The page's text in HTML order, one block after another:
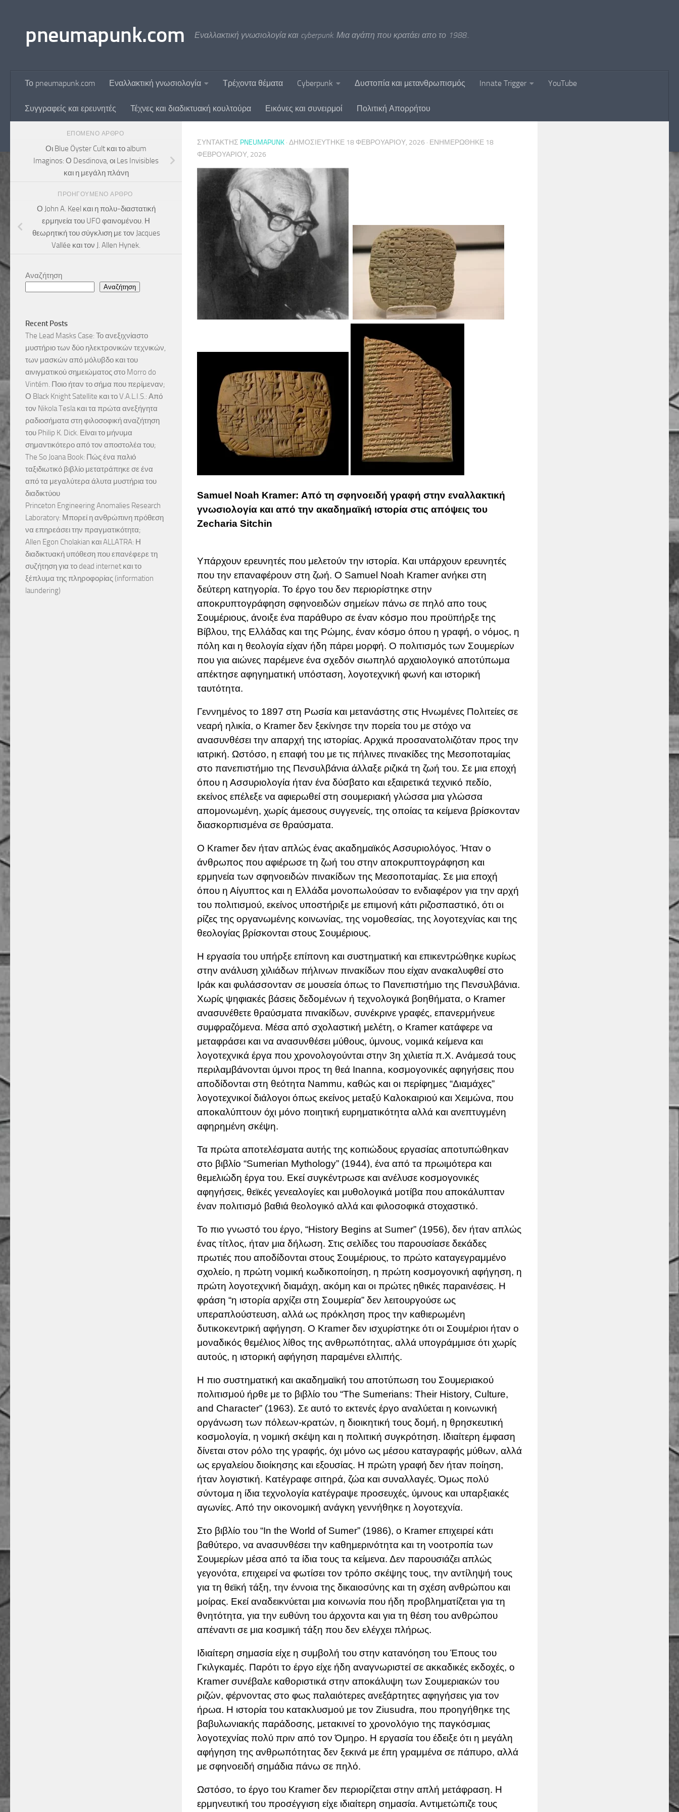
pneumapunk.com Εναλλακτική γνωσιολογία και cyberpunk. Μια αγάπη που κρατάει απο το 1988..
Το pneumapunk.com Εναλλακτική γνωσιολογία Τρέχοντα θέματα Cyberpunk Δυστοπία και μετανθρωπισμός Innate Trigger YouTube
Συγγραφείς και ερευνητές Τέχνες και διαδικτυακή κουλτούρα Εικόνες και συνειρμοί Πολιτική Απορρήτου
ΣΥΝΤΆΚΤΗΣ PNEUMAPUNK · ΔΗΜΟΣΙΕΎΤΗΚΕ 18 ΦΕΒΡΟΥΑΡΊΟΥ, 2026 · ΕΝΗΜΕΡΏΘΗΚΕ 18
ΦΕΒΡΟΥΑΡΊΟΥ, 2026
Samuel Noah Kramer: Από τη σφηνοειδή γραφή στην εναλλακτική
γνωσιολογία και από την ακαδημαϊκή ιστορία στις απόψεις του
Zecharia Sitchin
Υπάρχουν ερευνητές που μελετούν την ιστορία. Και υπάρχουν ερευνητές
που την επαναφέρουν στη ζωή. Ο Samuel Noah Kramer ανήκει στη
δεύτερη κατηγορία. Το έργο του δεν περιορίστηκε στην
αποκρυπτογράφηση σφηνοειδών σημείων πάνω σε πηλό απο τους
Σουμέριους, άνοιξε ένα παράθυρο σε έναν κόσμο που προϋπήρξε της
Βίβλου, της Ελλάδας και της Ρώμης, έναν κόσμο όπου η γραφή, ο νόμος, η
πόλη και η θεολογία είχαν ήδη πάρει μορφή. Ο πολιτισμός των Σουμερίων
που για αιώνες παρέμενε ένα σχεδόν σιωπηλό αρχαιολογικό αποτύπωμα
απέκτησε αφηγηματική υπόσταση, λογοτεχνική φωνή και ιστορική
ταυτότητα.
Γεννημένος το 1897 στη Ρωσία και μετανάστης στις Ηνωμένες Πολιτείες σε
νεαρή ηλικία, ο Kramer δεν ξεκίνησε την πορεία του με στόχο να
ανασυνθέσει την απαρχή της ιστορίας. Αρχικά προσανατολιζόταν προς την
ιατρική. Ωστόσο, η επαφή του με τις πήλινες πινακίδες της Μεσοποταμίας
στο πανεπιστήμιο της Πενσυλβάνια άλλαξε ριζικά τη ζωή του. Σε μια εποχή
όπου η Ασσυριολογία ήταν ένα δύσβατο και εξαιρετικά τεχνικό πεδίο,
εκείνος επέλεξε να αφιερωθεί στη σουμεριακή γλώσσα μια γλώσσα
απομονωμένη, χωρίς άμεσους συγγενείς, της οποίας τα κείμενα βρίσκονταν
διασκορπισμένα σε θραύσματα.
Ο Kramer δεν ήταν απλώς ένας ακαδημαϊκός Ασσυριολόγος. Ήταν ο
άνθρωπος που αφιέρωσε τη ζωή του στην αποκρυπτογράφηση και
ερμηνεία των σφηνοειδών πινακίδων της Μεσοποταμίας. Σε μια εποχή
όπου η Αίγυπτος και η Ελλάδα μονοπωλούσαν το ενδιαφέρον για την αρχή
του πολιτισμού, εκείνος υποστήριξε με επιμονή κάτι ριζοσπαστικό, ότι οι
ρίζες της οργανωμένης κοινωνίας, της νομοθεσίας, της λογοτεχνίας και της
θεολογίας βρίσκονται στους Σουμέριους.
Η εργασία του υπήρξε επίπονη και συστηματική και επικεντρώθηκε κυρίως
στην ανάλυση χιλιάδων πήλινων πινακίδων που είχαν ανακαλυφθεί στο
Ιράκ και φυλάσσονταν σε μουσεία όπως το Πανεπιστήμιο της Πενσυλβάνια.
Χωρίς ψηφιακές βάσεις δεδομένων ή τεχνολογικά βοηθήματα, ο Kramer
ανασυνέθετε θραύσματα πινακίδων, συνέκρινε γραφές, επανερμήνευε
συμφραζόμενα. Μέσα από σχολαστική μελέτη, ο Kramer κατάφερε να
μεταφράσει και να ανασυνθέσει μύθους, ύμνους, νομικά κείμενα και
λογοτεχνικά έργα που χρονολογούνται στην 3η χιλιετία π.Χ. Ανάμεσά τους
περιλαμβάνονται ύμνοι προς τη θεά Inanna, κοσμογονικές αφηγήσεις που
αποδίδονται στη θεότητα Nammu, καθώς και οι περίφημες “Διαμάχες”
λογοτεχνικοί διάλογοι όπως εκείνος μεταξύ Καλοκαιριού και Χειμώνα, που
αποκαλύπτουν όχι μόνο ποιητική ευρηματικότητα αλλά και ανεπτυγμένη
αφηρημένη σκέψη.
Τα πρώτα αποτελέσματα αυτής της κοπιώδους εργασίας αποτυπώθηκαν
στο βιβλίο “Sumerian Mythology” (1944), ένα από τα πρωιμότερα και
θεμελιώδη έργα του. Εκεί συγκέντρωσε και ανέλυσε κοσμογονικές
αφηγήσεις, θεϊκές γενεαλογίες και μυθολογικά μοτίβα που αποκάλυπταν
έναν πολιτισμό βαθιά θεολογικό αλλά και φιλοσοφικά στοχαστικό.
Το πιο γνωστό του έργο, “History Begins at Sumer” (1956), δεν ήταν απλώς
ένας τίτλος, ήταν μια δήλωση. Στις σελίδες του παρουσίασε δεκάδες
πρωτιές που αποδίδονται στους Σουμέριους, το πρώτο καταγεγραμμένο
σχολείο, η πρώτη νομική κωδικοποίηση, η πρώτη κοσμογονική αφήγηση, η
πρώτη λογοτεχνική διαμάχη, ακόμη και οι πρώτες ηθικές παραινέσεις. Η
φράση “η ιστορία αρχίζει στη Σουμερία” δεν λειτουργούσε ως
υπεραπλούστευση, αλλά ως πρόκληση προς την καθιερωμένη
δυτικοκεντρική αφήγηση. Ο Kramer δεν ισχυρίστηκε ότι οι Σουμέριοι ήταν ο
μοναδικός θεμέλιος λίθος της ανθρωπότητας, αλλά υπογράμμισε ότι χωρίς
αυτούς, η ιστορική αφήγηση παραμένει ελλιπής.
Η πιο συστηματική και ακαδημαϊκή του αποτύπωση του Σουμεριακού
πολιτισμού ήρθε με το βιβλίο του “The Sumerians: Their History, Culture,
and Character” (1963). Σε αυτό το εκτενές έργο αναλύεται η κοινωνική
οργάνωση των πόλεων-κρατών, η διοικητική τους δομή, η θρησκευτική
κοσμολογία, η νομική σκέψη και η πολιτική συγκρότηση. Ιδιαίτερη έμφαση
δίνεται στον ρόλο της γραφής, όχι μόνο ως μέσου καταγραφής μύθων, αλλά
ως εργαλείου διοίκησης και εξουσίας. Η πρώτη γραφή δεν ήταν ποίηση,
ήταν λογιστική. Κατέγραφε σιτηρά, ζώα και συναλλαγές. Όμως πολύ
σύντομα η ίδια τεχνολογία κατέγραψε προσευχές, ύμνους και υπαρξιακές
αγωνίες. Από την οικονομική ανάγκη γεννήθηκε η λογοτεχνία.
Στο βιβλίο του “In the World of Sumer” (1986), ο Kramer επιχειρεί κάτι
βαθύτερο, να ανασυνθέσει την καθημερινότητα και τη νοοτροπία των
Σουμερίων μέσα από τα ίδια τους τα κείμενα. Δεν παρουσιάζει απλώς
γεγονότα, επιχειρεί να φωτίσει τον τρόπο σκέψης τους, την αντίληψή τους
για τη θεϊκή τάξη, την έννοια της δικαιοσύνης και τη σχέση ανθρώπου και
μοίρας. Εκεί αναδεικνύεται μια κοινωνία που ήδη προβληματίζεται για τη
θνητότητα, για την ευθύνη του άρχοντα και για τη θέση του ανθρώπου
απέναντι σε μια κοσμική τάξη που δεν ελέγχει πλήρως.
Ιδιαίτερη σημασία είχε η συμβολή του στην κατανόηση του Έπους του
Γκιλγκαμές. Παρότι το έργο είχε ήδη αναγνωριστεί σε ακκαδικές εκδοχές, ο
Kramer συνέβαλε καθοριστικά στην αποκάλυψη των Σουμεριακών του
ριζών, φέρνοντας στο φως παλαιότερες ανεξάρτητες αφηγήσεις για τον
ήρωα. Η ιστορία του κατακλυσμού με τον Ziusudra, που προηγήθηκε της
βαβυλωνιακής παράδοσης, μετακινεί το χρονολόγιο της παγκόσμιας
λογοτεχνίας πολύ πριν από τον Όμηρο. Η εργασία του έδειξε ότι η μεγάλη
αφήγηση της ανθρωπότητας δεν ξεκινά με έπη γραμμένα σε πάπυρο, αλλά
με σφηνοειδή σημάδια πάνω σε πηλό.
Ωστόσο, το έργο του Kramer δεν περιορίζεται στην απλή μετάφραση. Η
ερμηνευτική του προσέγγιση είχε ιδιαίτερη σημασία. Αντιμετώπιζε τους
ΕΠΌΜΕΝΟ ΆΡΘΡΟ
Οι Blue Öyster Cult και το album
Imaginos: Ο Desdinova, οι Les Invisibles
και η μεγάλη πλάνη
ΠΡΟΗΓΟΎΜΕΝΟ ΆΡΘΡΟ
Ο John A. Keel και η πολυ-διαστατική
ερμηνεία του UFO φαινομένου. Η
θεωρητική του σύγκλιση με τον Jacques
Vallée και τον J. Allen Hynek.
Αναζήτηση
Αναζήτηση
Recent Posts
The Lead Masks Case: Το ανεξιχνίαστο
μυστήριο των δύο ηλεκτρονικών τεχνικών,
των μασκών από μόλυβδο και του
αινιγματικού σημειώματος στο Morro do
Vintém. Ποιο ήταν το σήμα που περίμεναν;
Ο Black Knight Satellite και το V.A.L.I.S.: Από
τον Nikola Tesla και τα πρώτα ανεξήγητα
ραδιοσήματα στη φιλοσοφική αναζήτηση
του Philip K. Dick. Είναι το μήνυμα
σημαντικότερο από τον αποστολέα του;
The So Joana Book: Πώς ένα παλιό
ταξιδιωτικό βιβλίο μετατράπηκε σε ένα
από τα μεγαλύτερα άλυτα μυστήρια του
διαδικτύου
Princeton Engineering Anomalies Research
Laboratory: Μπορεί η ανθρώπινη πρόθεση
να επηρεάσει την πραγματικότητα;
Allen Egon Cholakian και ALLATRA: Η
διαδικτυακή υπόθεση που επανέφερε τη
συζήτηση για το dead internet και το
ξέπλυμα της πληροφορίας (information
laundering)